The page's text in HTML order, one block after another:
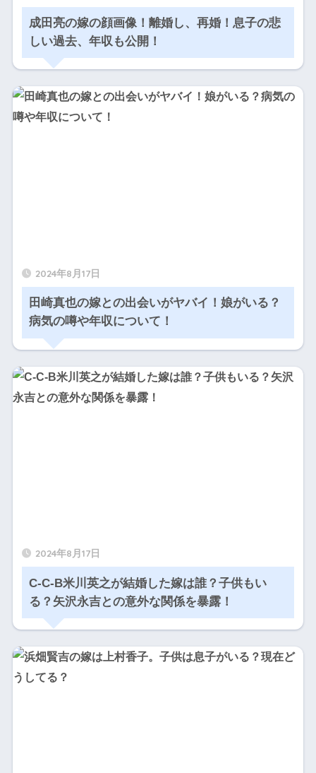
成田亮の嫁の顔画像！離婚し、再婚！息子の悲
しい過去、年収も公開！
2024年8月17日
田崎真也の嫁との出会いがヤバイ！娘がいる？
病気の噂や年収について！
2024年8月17日
C-C-B米川英之が結婚した嫁は誰？子供もい
る？矢沢永吉との意外な関係を暴露！